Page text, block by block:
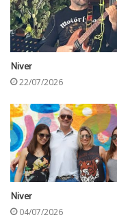
Niver
22/07/2026
Niver
04/07/2026